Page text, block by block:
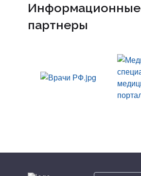
Информационные
партнеры